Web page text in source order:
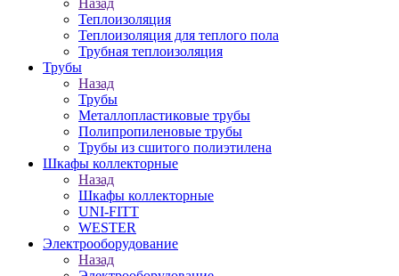
Назад
Теплоизоляция
Теплоизоляция для теплого пола
Трубная теплоизоляция
Трубы
Назад
Трубы
Металлопластиковые трубы
Полипропиленовые трубы
Трубы из сшитого полиэтилена
Шкафы коллекторные
Назад
Шкафы коллекторные
UNI-FITT
WESTER
Электрооборудование
Назад